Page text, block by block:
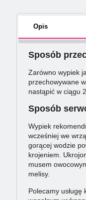
Opis
Sposób
Zarówno wypiek
przechowywane
nastąpić w ciągu
Sposób
Wypiek
wcześniej we
gorącej wodzie
krojeniem.
musem
melisy.
Polecamy